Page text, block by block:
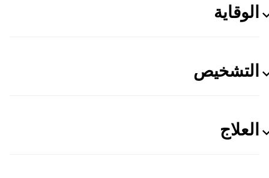
الوقاية
التشخيص
العلاج